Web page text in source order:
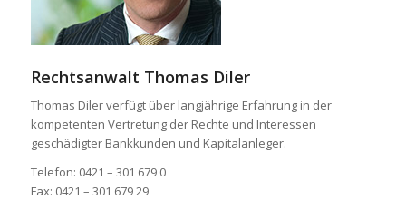
Rechtsanwalt Thomas Diler
Thomas Diler verfügt über langjährige Erfahrung in der
kompetenten Vertretung der Rechte und Interessen
geschädigter Bankkunden und Kapitalanleger.
Telefon: 0421 – 301 679 0
Fax: 0421 – 301 679 29